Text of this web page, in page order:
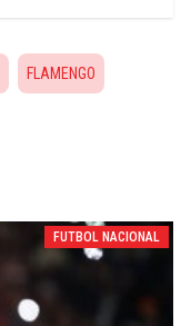
FLAMENGO
FUTBOL NACIONAL